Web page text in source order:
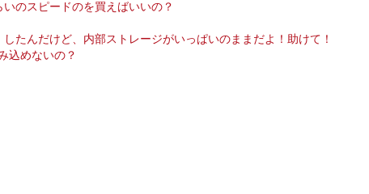
のスピードのを買えばいいの？
たんだけど、内部ストレージがいっぱいのままだよ！助けて！
込めないの？